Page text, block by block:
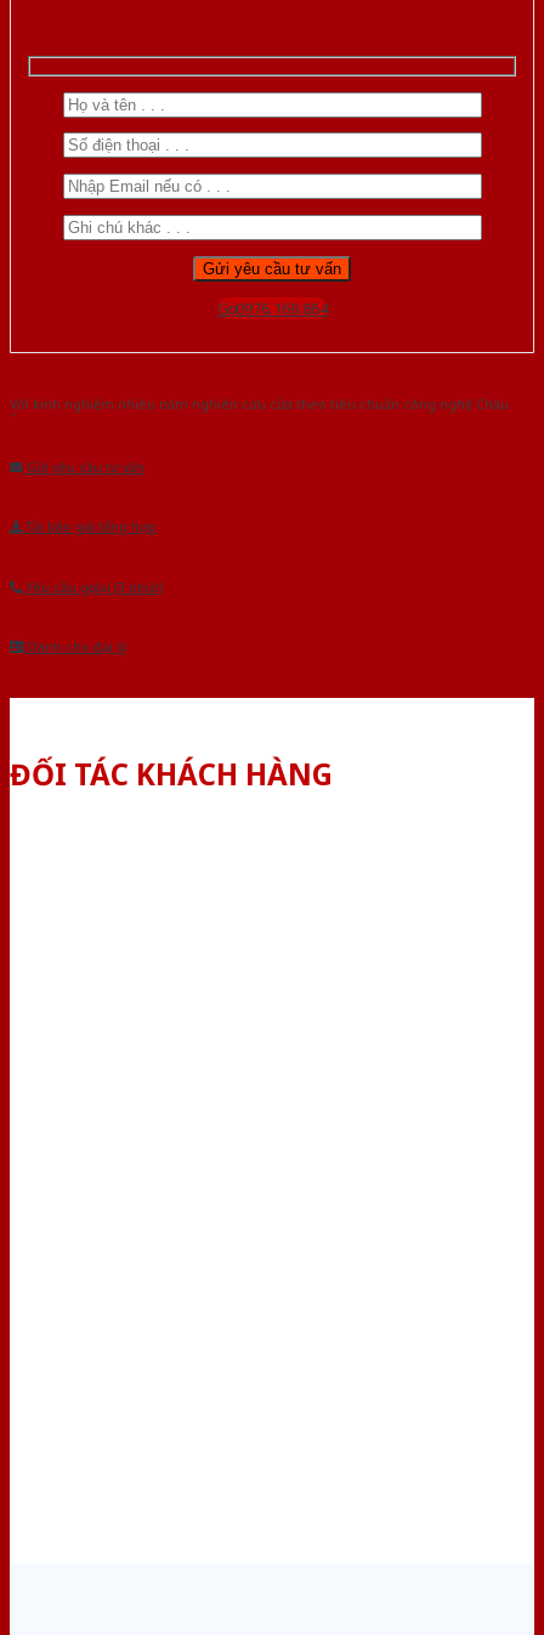
Gọi 0976.169.864
Với kinh nghiệm nhiêu năm nghiên cứu cửa theo tiêu chuẩn công nghệ Châu
Gửi yêu cầu tư vấn
Tải báo giá tổng hợp
Yêu cầu gọi lại (3 phút)
Dành cho đại lý
ĐỐI TÁC KHÁCH HÀNG